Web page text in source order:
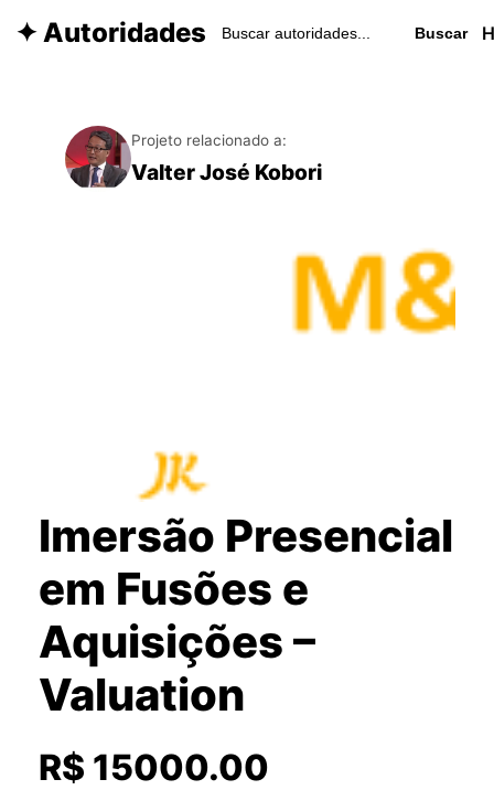
✦ Autoridades Buscar
Projeto relacionado a:
Valter José Kobori
Imersão Presencial
em Fusões e
Aquisições –
Valuation
R$ 15000.00